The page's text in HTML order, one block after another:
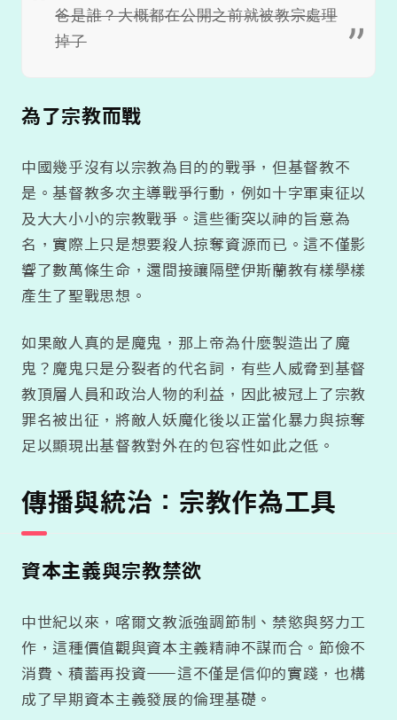
爸是誰？大概都在公開之前就被教宗處理
掉了
為了宗教而戰
中國幾乎沒有以宗教為目的的戰爭，但基督教不
是。基督教多次主導戰爭行動，例如十字軍東征以
及大大小小的宗教戰爭。這些衝突以神的旨意為
名，實際上只是想要殺人掠奪資源而已。這不僅影
響了數萬條生命，還間接讓隔壁伊斯蘭教有樣學樣
產生了聖戰思想。
如果敵人真的是魔鬼，那上帝為什麼製造出了魔
鬼？魔鬼只是分裂者的代名詞，有些人威脅到基督
教頂層人員和政治人物的利益，因此被冠上了宗教
罪名被出征，將敵人妖魔化後以正當化暴力與掠奪
足以顯現出基督教對外在的包容性如此之低。
傳播與統治：宗教作為工具
資本主義與宗教禁欲
中世紀以來，喀爾文教派強調節制、禁慾與努力工
作，這種價值觀與資本主義精神不謀而合。節儉不
消費、積蓄再投資——這不僅是信仰的實踐，也構
成了早期資本主義發展的倫理基礎。